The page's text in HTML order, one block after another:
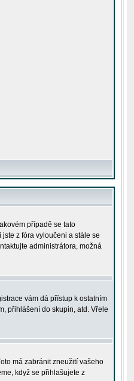
případě se tato
z fóra vyloučeni a stále se
administrátora, možná
vám dá přístup k ostatním
přihlášení do skupin, atd. Vřele
má zabránit zneužití vašeho
když se přihlašujete z